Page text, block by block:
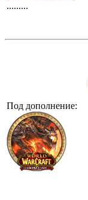
.........
Под дополнение: